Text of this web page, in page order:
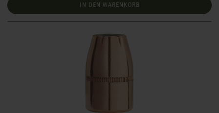
IN DEN WARENKORB